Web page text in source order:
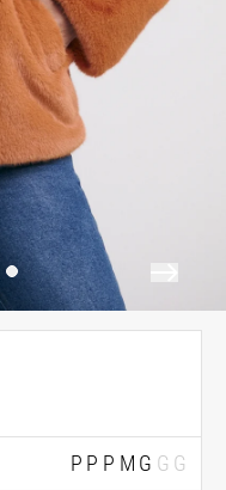
PP P M G GG